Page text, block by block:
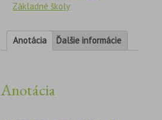
Základné školy
Anotácia Ďalšie informácie
Anotácia